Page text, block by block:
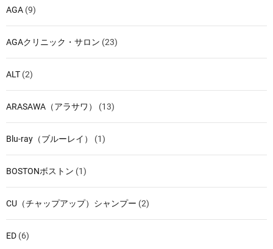
AGA (9)
AGAクリニック・サロン (23)
ALT (2)
ARASAWA（アラサワ） (13)
Blu-ray（ブルーレイ） (1)
BOSTONボストン (1)
CU（チャップアップ）シャンプー (2)
ED (6)